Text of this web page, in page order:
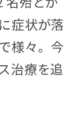
症状が落
様々。今
治療を追